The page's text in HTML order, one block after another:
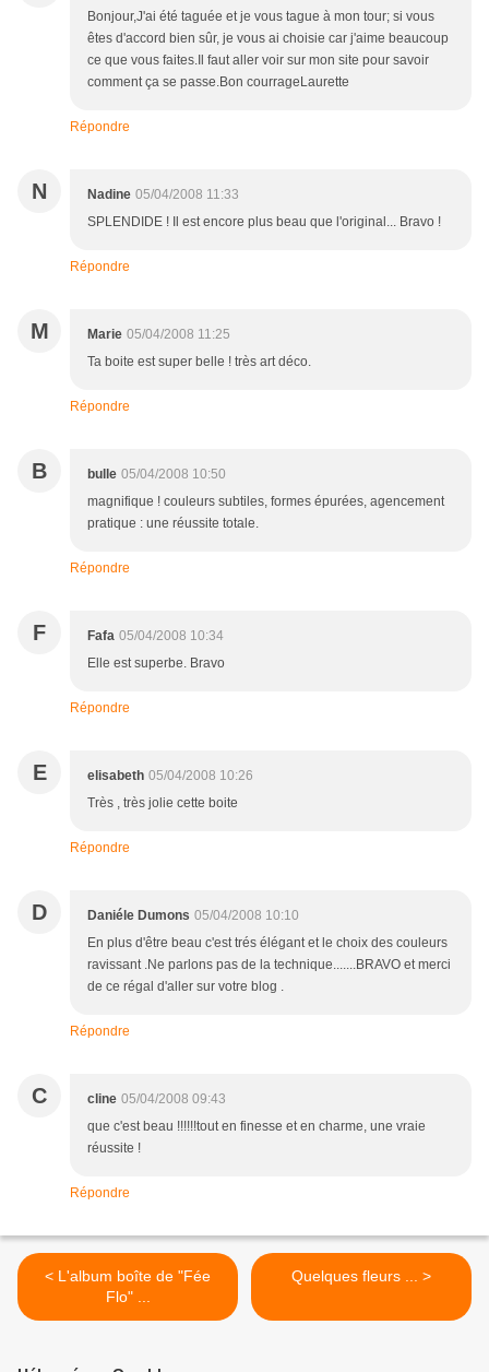
Bonjour,J'ai été taguée et je vous tague à mon tour; si vous
êtes d'accord bien sûr, je vous ai choisie car j'aime beaucoup
ce que vous faites.Il faut aller voir sur mon site pour savoir
comment ça se passe.Bon courrageLaurette
Répondre
N Nadine 05/04/2008 11:33
SPLENDIDE ! Il est encore plus beau que l'original... Bravo !
Répondre
M Marie 05/04/2008 11:25
Ta boite est super belle ! très art déco.
Répondre
B bulle 05/04/2008 10:50
magnifique ! couleurs subtiles, formes épurées, agencement
pratique : une réussite totale.
Répondre
F Fafa 05/04/2008 10:34
Elle est superbe. Bravo
Répondre
E elisabeth 05/04/2008 10:26
Très , très jolie cette boite
Répondre
D Daniéle Dumons 05/04/2008 10:10
En plus d'être beau c'est trés élégant et le choix des couleurs
ravissant .Ne parlons pas de la technique.......BRAVO et merci
de ce régal d'aller sur votre blog .
Répondre
C cline 05/04/2008 09:43
que c'est beau !!!!!!tout en finesse et en charme, une vraie
réussite !
Répondre
< L'album boîte de "Fée
Flo" ...
Quelques fleurs ... >